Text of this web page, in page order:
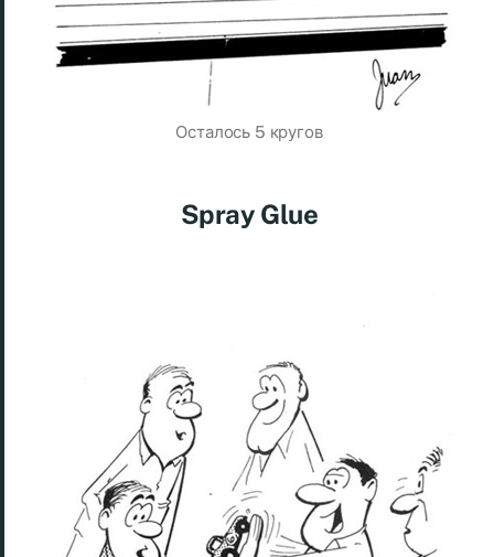
Осталось 5 кругов
Spray Glue